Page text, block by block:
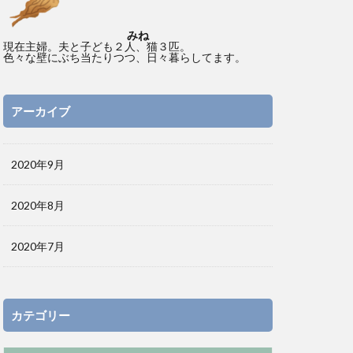
みね
現在主婦。夫と子ども２人、猫３匹。
色々な壁にぶち当たりつつ、日々暮らしてます。
アーカイブ
2020年9月
2020年8月
2020年7月
カテゴリー